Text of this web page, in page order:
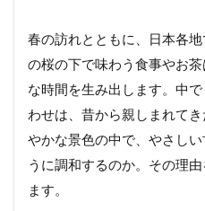
春の訪れとともに、日本各
の桜の下で味わう食事やお
な時間を生み出します。中
わせは、昔から親しまれて
やかな景色の中で、やさし
うに調和するのか。その理
ます。